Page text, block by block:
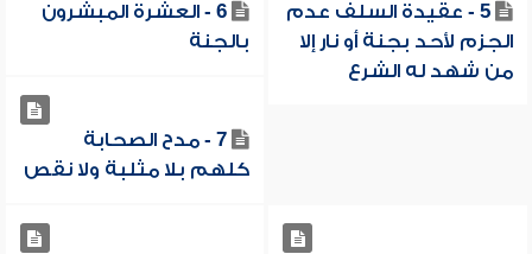
5 - عقيدة السلف عدم
الجزم لأحد بجنة أو نار إلا
من شهد له الشرع
6 - العشرة المبشرون
بالجنة
7 - مدح الصحابة
كلهم بلا مثلبة ولا نقص